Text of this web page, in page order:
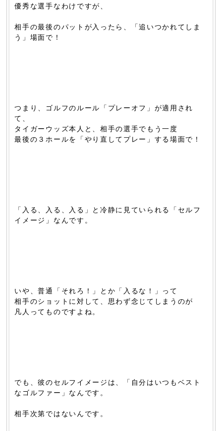
優秀な選手なわけですが、
相手の最後のパットが入ったら、「追いつかれてしま
う」場面で！
つまり、ゴルフのルール「プレーオフ」が適用され
て、
タイガーウッズ本人と、相手の選手でもう一度
最後の３ホールを「やり直してプレー」する場面で！
「入る、入る、入る」と冷静に見ていられる「セルフ
イメージ」なんです。
いや、普通「それろ！」とか「入るな！」って
相手のショットに対して、思わず念じてしまうのが
凡人ってものですよね。
でも、彼のセルフイメージは、「自分はいつもベスト
なゴルファー」なんです。
相手次第ではないんです。